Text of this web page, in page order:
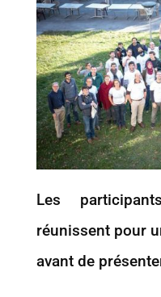
Les
réunissent pour
avant de